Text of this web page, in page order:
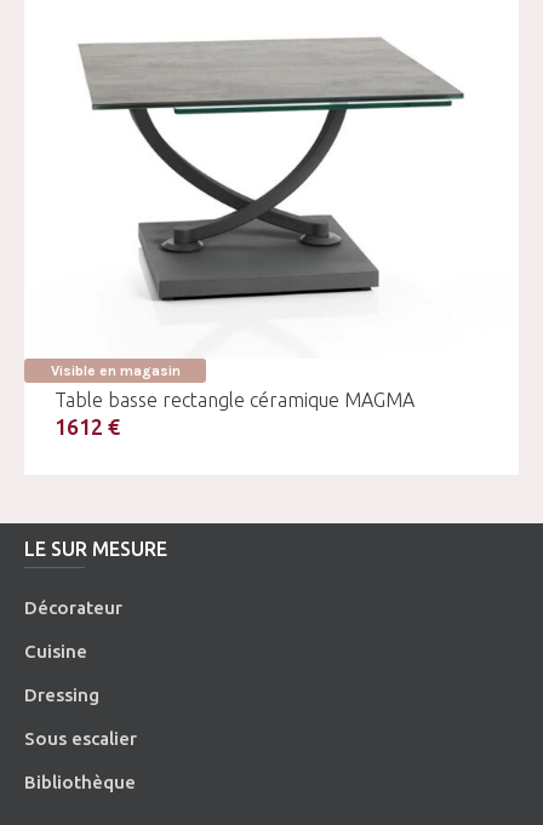
Visible en magasin
Table basse rectangle céramique MAGMA
1612 €
LE SUR MESURE
Décorateur
Cuisine
Dressing
Sous escalier
Bibliothèque